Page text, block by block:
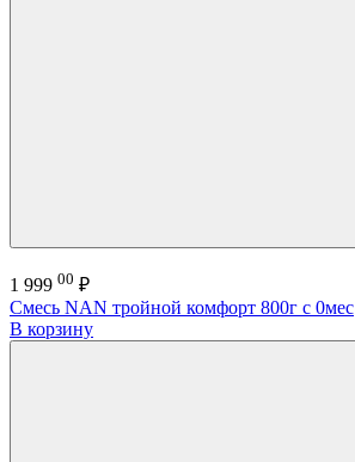
1 999 00 ₽
Смесь NAN тройной комфорт 800г с 0мес
В корзину